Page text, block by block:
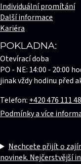
Individuální promítání
Další informace
Kariéra
POKLADNA:
Otevírací doba
PO - NE: 14:00 - 20:00
jinak vždy hodinu před
Telefon: +420 476 111
Podmínky a více
Nechcete přijít o
novinek. Nejčerstvější